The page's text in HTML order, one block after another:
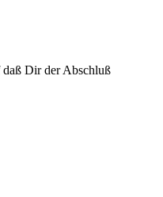
Dir der Abschluß